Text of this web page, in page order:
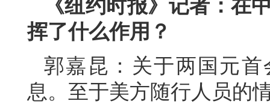
《纽约时报》记者：在
挥了什么作用？
郭嘉昆：关于两国元
息。至于美方随行人员的